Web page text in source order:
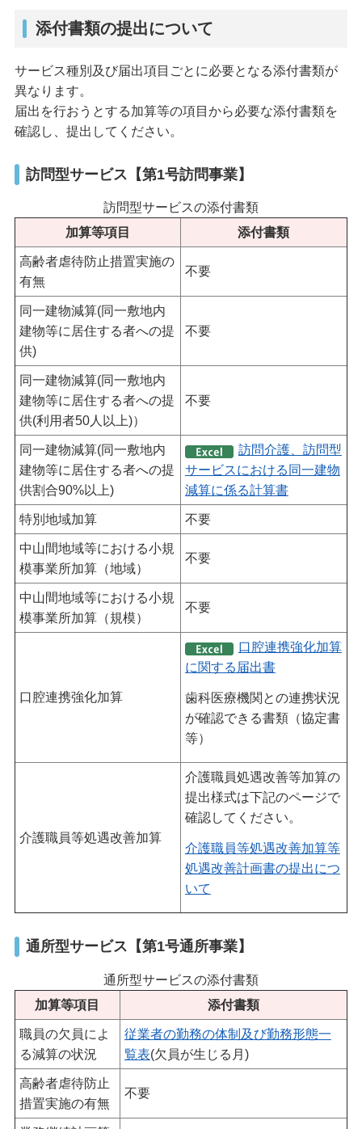
添付書類の提出について
サービス種別及び届出項目ごとに必要となる添付書類が
異なります。
届出を行おうとする加算等の項目から必要な添付書類を
確認し、提出してください。
訪問型サービス【第1号訪問事業】
訪問型サービスの添付書類
加算等項目
添付書類
高齢者虐待防止措置実施の
有無
不要
同一建物減算(同一敷地内
建物等に居住する者への提
供)
不要
同一建物減算(同一敷地内
建物等に居住する者への提
供(利用者50人以上)）
不要
同一建物減算(同一敷地内
建物等に居住する者への提
供割合90%以上)
訪問介護、訪問型
サービスにおける同一建物
減算に係る計算書
特別地域加算 不要
中山間地域等における小規
模事業所加算（地域）
不要
中山間地域等における小規
模事業所加算（規模）
不要
口腔連携強化加算
口腔連携強化加算
に関する届出書
歯科医療機関との連携状況
が確認できる書類（協定書
等）
介護職員等処遇改善加算
介護職員処遇改善等加算の
提出様式は下記のページで
確認してください。
介護職員等処遇改善加算等
処遇改善計画書の提出につ
いて
通所型サービス【第1号通所事業】
通所型サービスの添付書類
加算等項目
添付書類
職員の欠員によ
る減算の状況
従業者の勤務の体制及び勤務形態一
覧表(欠員が生じる月)
高齢者虐待防止
措置実施の有無
不要